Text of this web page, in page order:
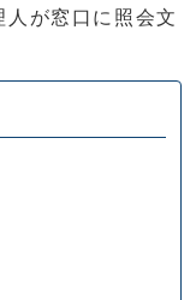
が窓口に照会文